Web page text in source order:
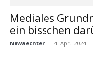
Mediales
ein bisschen
N8waechter - 14. Apr.. 2024